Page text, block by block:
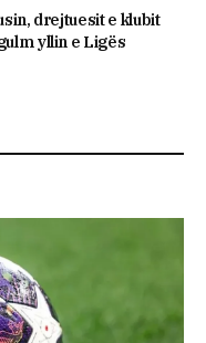
drejtuesit e klubit
yllin e Ligës